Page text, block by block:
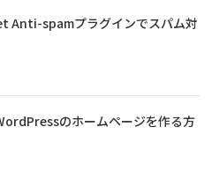
Anti-spamプラグインでスパム対
のホームページを作る方